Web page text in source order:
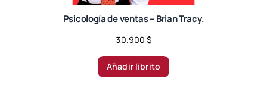
Psicología de ventas – Brian Tracy.
30.900 $
Añadir librito